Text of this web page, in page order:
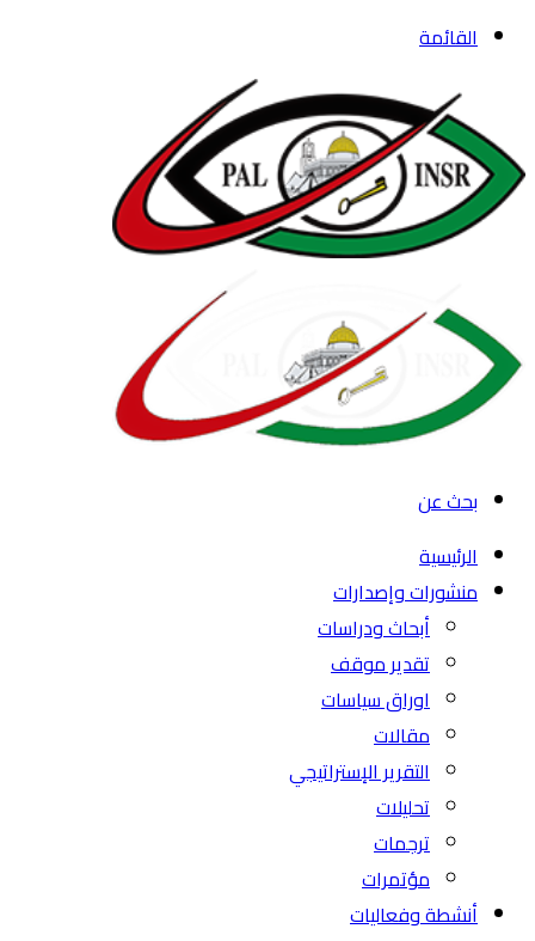
القائمة
بحث عن
الرئيسية
منشورات وإصدارات
أبحاث ودراسات
تقدير موقف
اوراق سياسات
مقالات
التقرير الإستراتيجي
تحليلات
ترجمات
مؤتمرات
أنشطة وفعاليات